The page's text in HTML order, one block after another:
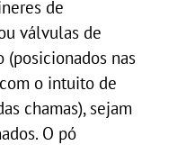
de
válvulas de
nas
o intuito de
chamas), sejam
O pó